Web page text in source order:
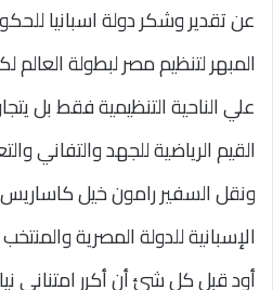
عن تقدير وشكر دولة اسبانيا
المبهر لتنظيم مصر لبطولة العالم
علي الناحية التنظيمية فقط بل
القيم الرياضية للجهد والتفاني
ونقل السفير رامون خيل
الإسبانية للدولة المصرية
أود قبل كل شئ أن أكرر امتناني